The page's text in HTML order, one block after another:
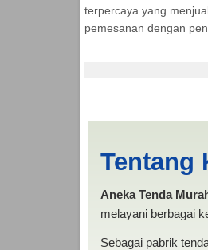
terpercaya yang
pemesanan dengan
Tentang
Aneka Tenda
melayani berbagai
Sebagai pabrik